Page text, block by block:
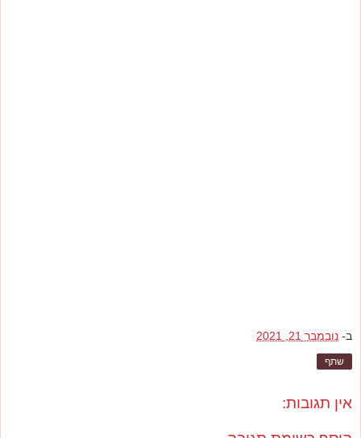
ב- נובמבר 21, 2021
שתף
אין תגובות: